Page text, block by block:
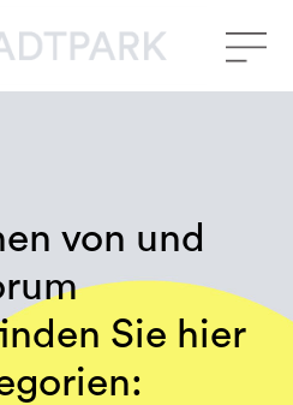
von und
Sie hier